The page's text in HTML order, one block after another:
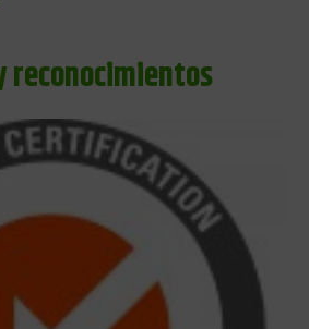
reconocimientos